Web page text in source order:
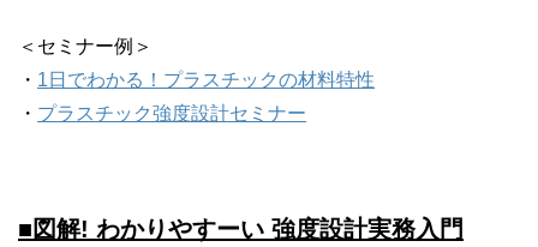
＜セミナー例＞
・ 1日でわかる！プラスチックの材料特性
・ プラスチック強度設計セミナー
■図解! わかりやすーい 強度設計実務入門